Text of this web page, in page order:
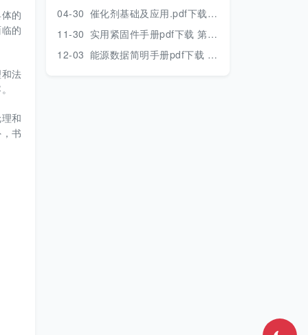
的
的
法
和
书
04-30 催化剂基础及应用.pdf下载 [季生福 张谦温 赵彬侠编] 2011年版
11-30 实用紧固件手册pdf下载 第三版 2018年版
12-03 能源数据简明手册pdf下载 2017版